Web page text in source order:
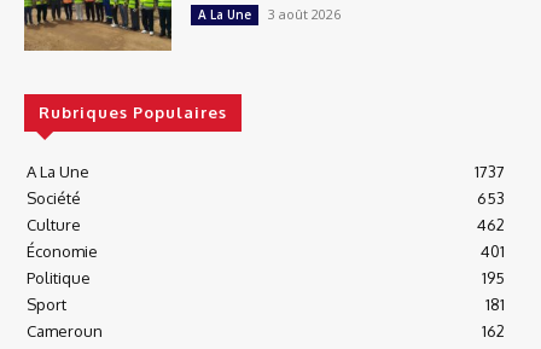
A La Une 3 août 2026
Rubriques Populaires
A La Une
1737
Société
653
Culture
462
Économie
401
Politique
195
Sport
181
Cameroun
162